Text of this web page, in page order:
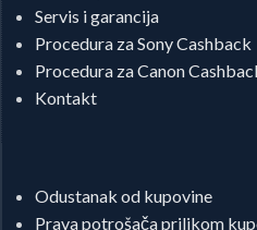
Servis i garancija
Procedura za Sony Cashback
Procedura za Canon
Kontakt
Odustanak od kupovine
Prava potrošača prilikom